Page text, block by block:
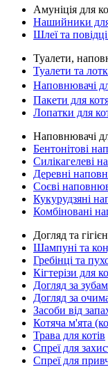
Амуніція для
Нашийники для
Шлеї та
Туалети,
Туалети та
Наповнювачі
Пакети для
Лопатки для
Наповнювачі
Бентонітові
Силікагелеві
Деревні
Соєві
Кукурудзяні
Комбіновані
Догляд та
Шампуні та
Гребінці та
Кігтерізи для
Догляд за
Догляд за
Засоби від
Котяча м'ята
Трава для котів
Спреї для
Спреї для